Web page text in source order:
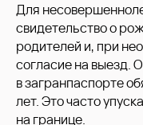
Для
свидетельство о
родителей и, при
согласие на выезд.
в загранпаспорте
лет. Это часто
на границе.